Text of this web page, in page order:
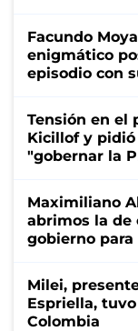
Facundo
enigmático
episodio con
Tensión en el
Kicillof y
"gobernar la
Maximiliano
abrimos la
gobierno para
Milei,
Espriella,
Colombia